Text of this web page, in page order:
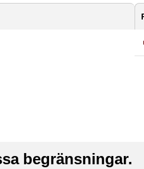
begränsningar.